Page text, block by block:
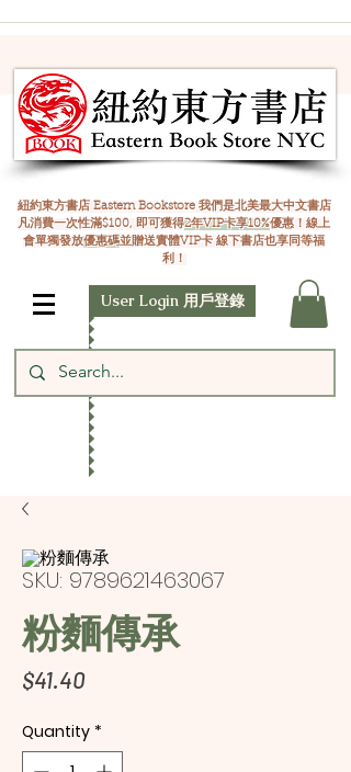
紐約東方書店 Eastern Bookstore 我們是北美最大中文書店
凡消費一次性滿$100, 即可獲得2年VIP卡享10%優惠！線上
會單獨發放優惠碼並贈送實體VIP卡 線下書店也享同等福
利！
User Login 用戶登錄
SKU: 9789621463067
粉麵傳承
$41.40Price
Quantity *